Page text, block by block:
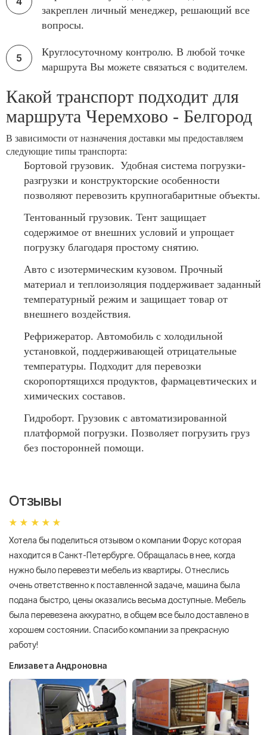
закреплен личный менеджер, решающий все
вопросы.
Круглосуточному контролю. В любой точке
маршрута Вы можете связаться с водителем.
Какой транспорт подходит для
маршрута Черемхово - Белгород
В зависимости от назначения доставки мы предоставляем
следующие типы транспорта:
Бортовой грузовик. Удобная система погрузки-
разгрузки и конструкторские особенности
позволяют перевозить крупногабаритные объекты.
Тентованный грузовик. Тент защищает
содержимое от внешних условий и упрощает
погрузку благодаря простому снятию.
Авто с изотермическим кузовом. Прочный
материал и теплоизоляция поддерживает заданный
температурный режим и защищает товар от
внешнего воздействия.
Рефрижератор. Автомобиль с холодильной
установкой, поддерживающей отрицательные
температуры. Подходит для перевозки
скоропортящихся продуктов, фармацевтических и
химических составов.
Гидроборт. Грузовик с автоматизированной
платформой погрузки. Позволяет погрузить груз
без посторонней помощи.
Отзывы
Хотела бы поделиться отзывом о компании Форус которая
находится в Санкт-Петербурге. Обращалась в нее, когда
нужно было перевезти мебель из квартиры. Отнеслись
очень ответственно к поставленной задаче, машина была
подана быстро, цены оказались весьма доступные. Мебель
была перевезена аккуратно, в общем все было доставлено в
хорошем состоянии. Спасибо компании за прекрасную
работу!
Елизавета Андроновна